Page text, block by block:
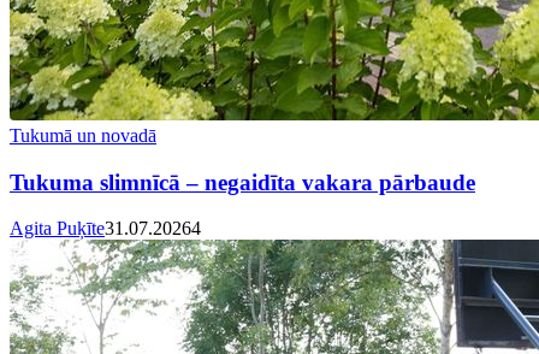
Tukumā un novadā
Tukuma slimnīcā – negaidīta vakara pārbaude
Agita Puķīte31.07.20264